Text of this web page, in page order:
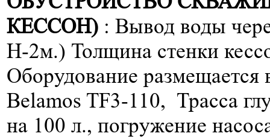
КЕССОН) : Вывод воды
H-2м.) Толщина стенки
Оборудование размещается
Belamos TF3-110, Трасса
на 100 л., погружение